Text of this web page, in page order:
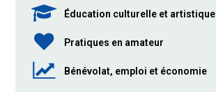
Éducation culturelle et artistique
Pratiques en amateur
Bénévolat, emploi et économie